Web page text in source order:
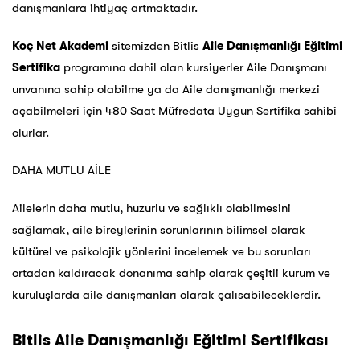
danışmanlara ihtiyaç artmaktadır.
Koç Net Akademi sitemizden Bitlis Aile Danışmanlığı Eğitimi
Sertifika programına dahil olan kursiyerler Aile Danışmanı
unvanına sahip olabilme ya da Aile danışmanlığı merkezi
açabilmeleri için 480 Saat Müfredata Uygun Sertifika sahibi
olurlar.
DAHA MUTLU AİLE
Ailelerin daha mutlu, huzurlu ve sağlıklı olabilmesini
sağlamak, aile bireylerinin sorunlarının bilimsel olarak
kültürel ve psikolojik yönlerini incelemek ve bu sorunları
ortadan kaldıracak donanıma sahip olarak çeşitli kurum ve
kuruluşlarda aile danışmanları olarak çalısabileceklerdir.
Bitlis Aile Danışmanlığı Eğitimi Sertifikası